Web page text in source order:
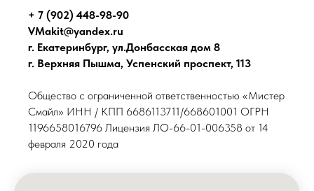
+ 7 (902) 448-98-90
VMakit@yandex.ru
г. Екатеринбург, ул.Донбасская дом 8
г. Верхняя Пышма, Успенский проспект, 113
Общество с ограниченной ответственностью «Мистер
Смайл» ИНН / КПП 6686113711/668601001 ОГРН
1196658016796 Лицензия ЛО-66-01-006358 от 14
февраля 2020 года